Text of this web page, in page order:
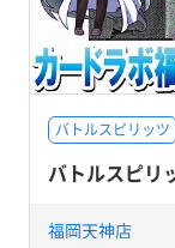
バトルスピリッツ
バトルスピリ
福岡天神店